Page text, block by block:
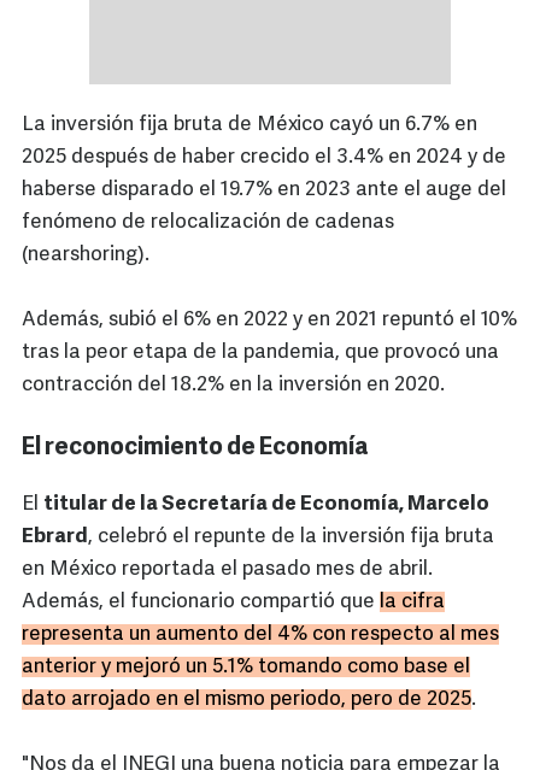
La inversión fija bruta de México cayó un 6.7% en
2025 después de haber crecido el 3.4% en 2024 y de
haberse disparado el 19.7% en 2023 ante el auge del
fenómeno de relocalización de cadenas
(nearshoring).
Además, subió el 6% en 2022 y en 2021 repuntó el 10%
tras la peor etapa de la pandemia, que provocó una
contracción del 18.2% en la inversión en 2020.
El reconocimiento de Economía
El titular de la Secretaría de Economía, Marcelo
Ebrard, celebró el repunte de la inversión fija bruta
en México reportada el pasado mes de abril.
Además, el funcionario compartió que la cifra
representa un aumento del 4% con respecto al mes
anterior y mejoró un 5.1% tomando como base el
dato arrojado en el mismo periodo, pero de 2025.
"Nos da el INEGI una buena noticia para empezar la